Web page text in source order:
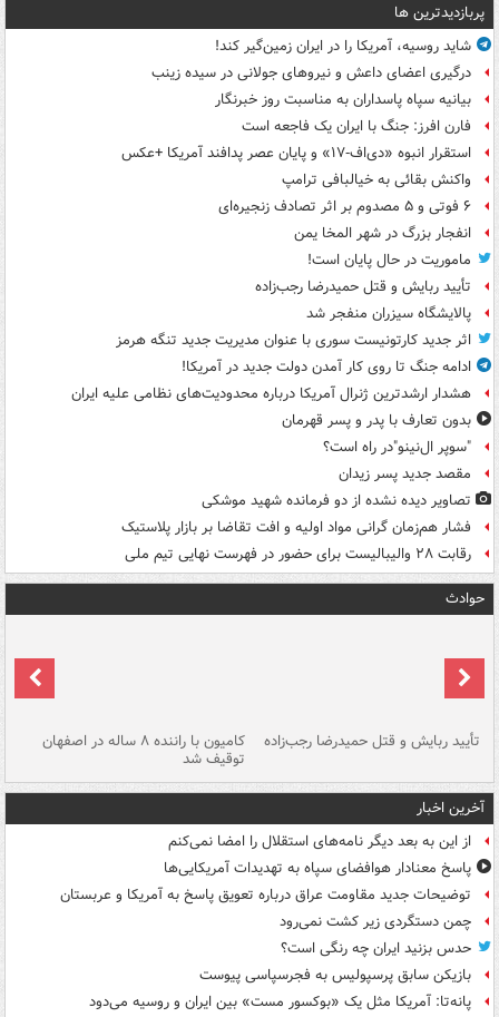
پربازدیدترین ها
شاید روسیه، آمریکا را در ایران زمین‌گیر کند!
درگیری اعضای داعش و نیروهای جولانی در سیده زینب
بیانیه سپاه پاسداران به مناسبت روز خبرنگار
فارن افرز: جنگ با ایران یک فاجعه است
استقرار انبوه «دی‌اف‑۱۷» و پایان عصر پدافند آمریکا +عکس
واکنش بقائی به خیالبافی ترامپ
۶ فوتی و ۵ مصدوم بر اثر تصادف زنجیره‌ای
انفجار بزرگ در شهر المخا یمن
ماموریت در حال پایان است!
تأیید ربایش و قتل حمیدرضا رجب‌زاده
پالایشگاه سیزران منفجر شد
اثر جدید کارتونیست سوری با عنوان مدیریت جدید تنگه هرمز
ادامه جنگ تا روی کار آمدن دولت جدید در آمریکا!
هشدار ارشدترین ژنرال آمریکا درباره محدودیت‌های نظامی علیه ایران
بدون تعارف با پدر و پسر قهرمان
"سوپر ال‌نینو"در راه است؟
مقصد جدید پسر زیدان
تصاویر دیده‌ نشده از دو فرمانده شهید موشکی
فشار هم‌زمان گرانی مواد اولیه و افت تقاضا بر بازار پلاستیک
رقابت ۲۸ والیبالیست برای حضور در فهرست نهایی تیم ملی
حوادث
تأیید ربایش و قتل حمیدرضا رجب‌زاده کامیون با راننده ۸ ساله در اصفهان
توقیف شد
آخرین اخبار
از این به بعد دیگر نامه‌های استقلال را امضا نمی‌کنم
پاسخ معنادار هوافضای سپاه به تهدیدات آمریکایی‌ها
توضیحات جدید مقاومت عراق درباره تعویق پاسخ به آمریکا و عربستان
چمن دستگردی زیر کشت نمی‌رود
حدس بزنید ایران چه رنگی است؟
بازیکن سابق پرسپولیس به فجرسپاسی پیوست
پانه‌تا: آمریکا مثل یک «بوکسور مست» بین ایران و روسیه می‌دود